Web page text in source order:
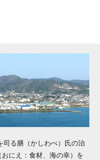
司る膳（かしわべ）氏の治
にえ：食材、海の幸）を